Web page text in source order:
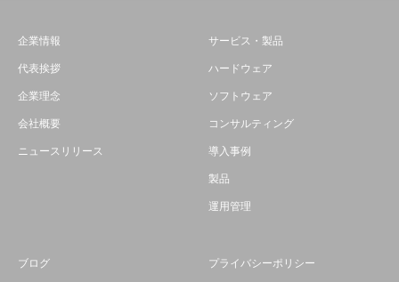
企業情報
代表挨拶
企業理念
会社概要
ニュースリリース
サービス・製品
ハードウェア
ソフトウェア
コンサルティング
導入事例
製品
運用管理
ブログ
プライバシーポリシー